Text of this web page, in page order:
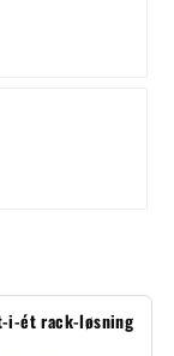
i-ét rack-løsning